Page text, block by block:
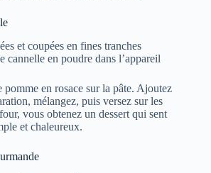
et coupées en fines tranches
cannelle en poudre dans l’appareil
pomme en rosace sur la pâte. Ajoutez
mélangez, puis versez sur les
vous obtenez un dessert qui sent
et chaleureux.